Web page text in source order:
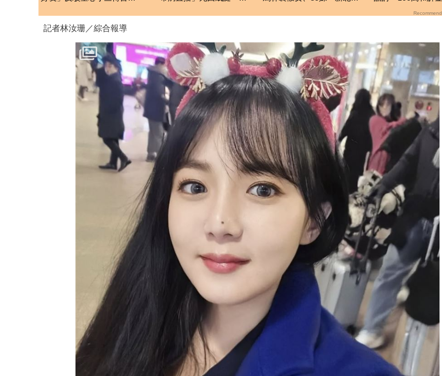
記者林汝珊／綜合報導